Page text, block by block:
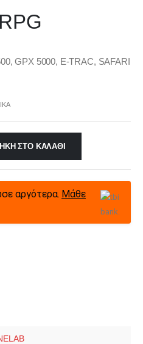
GPX 5000, E-TRAC, SAFARI
ΣΤΟ ΚΑΛΆΘΙ
αργότερα. Μάθε